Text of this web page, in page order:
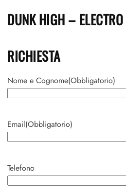
DUNK HIGH –
RICHIESTA
Nome e Cognome(Obbligatorio)
Email(Obbligatorio)
Telefono